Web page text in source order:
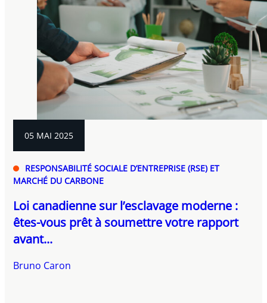
05 MAI 2025
RESPONSABILITÉ SOCIALE D’ENTREPRISE (RSE) ET
MARCHÉ DU CARBONE
Loi canadienne sur l’esclavage moderne :
êtes-vous prêt à soumettre votre rapport
avant...
Bruno Caron